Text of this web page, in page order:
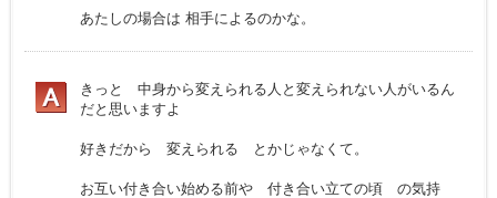
あたしの場合は 相手によるのかな。
きっと 中身から変えられる人と変えられない人がいるん
だと思いますよ
好きだから 変えられる とかじゃなくて。
お互い付き合い始める前や 付き合い立ての頃 の気持